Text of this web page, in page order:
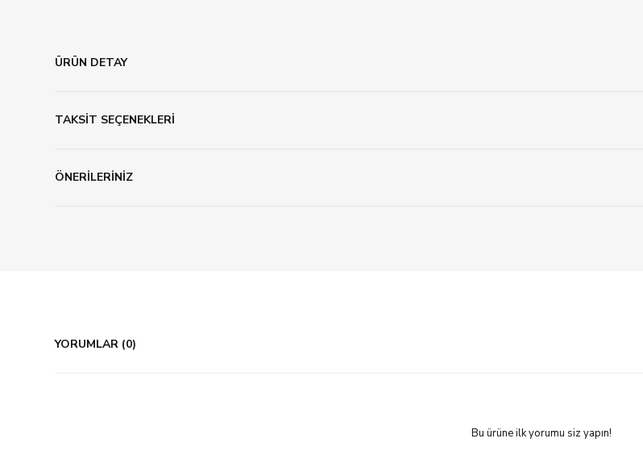
ÜRÜN DETAY
TAKSİT SEÇENEKLERİ
ÖNERİLERİNİZ
YORUMLAR (0)
Bu ürüne ilk yorumu siz yapın!